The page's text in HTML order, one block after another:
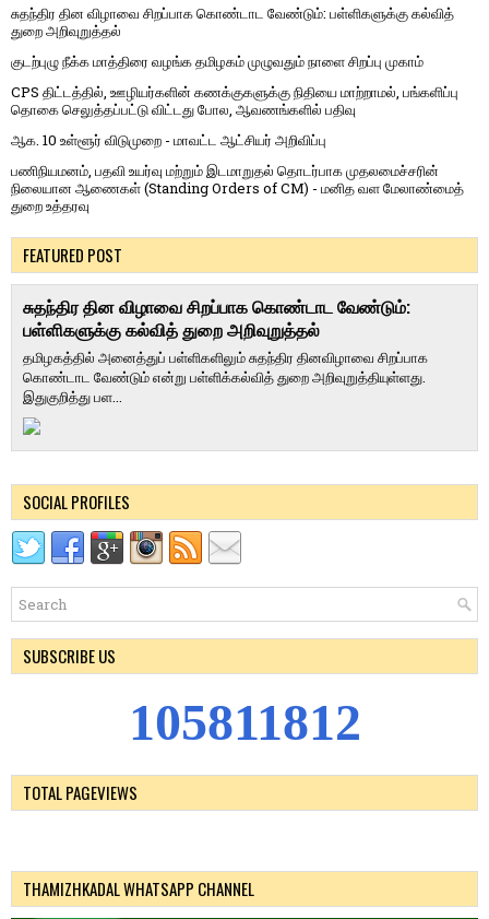
சுதந்திர தின விழாவை சிறப்பாக கொண்டாட வேண்டும்: பள்ளிகளுக்கு கல்வித்
துறை அறிவுறுத்தல்
குடற்புழு நீக்க மாத்திரை வழங்க தமிழகம் முழுவதும் நாளை சிறப்பு முகாம்
CPS திட்டத்தில், ஊழியர்களின் கணக்குகளுக்கு நிதியை மாற்றாமல், பங்களிப்பு
தொகை செலுத்தப்பட்டு விட்டது போல, ஆவணங்களில் பதிவு
ஆக. 10 உள்ளூர் விடுமுறை - மாவட்ட ஆட்சியர் அறிவிப்பு
பணிநியமனம், பதவி உயர்வு மற்றும் இடமாறுதல் தொடர்பாக முதலமைச்சரின்
நிலையான ஆணைகள் (Standing Orders of CM) - மனித வள மேலாண்மைத்
துறை உத்தரவு
FEATURED POST
சுதந்திர தின விழாவை சிறப்பாக கொண்டாட வேண்டும்:
பள்ளிகளுக்கு கல்வித் துறை அறிவுறுத்தல்
தமிழகத்தில் அனைத்துப் பள்ளிகளிலும் சுதந்திர தினவிழாவை சிறப்பாக
கொண்டாட வேண்டும் என்று பள்ளிக்கல்வித் துறை அறிவுறுத்தியுள்ளது.
இதுகுறித்து பள...
SOCIAL PROFILES
SUBSCRIBE US
105811812
TOTAL PAGEVIEWS
THAMIZHKADAL WHATSAPP CHANNEL